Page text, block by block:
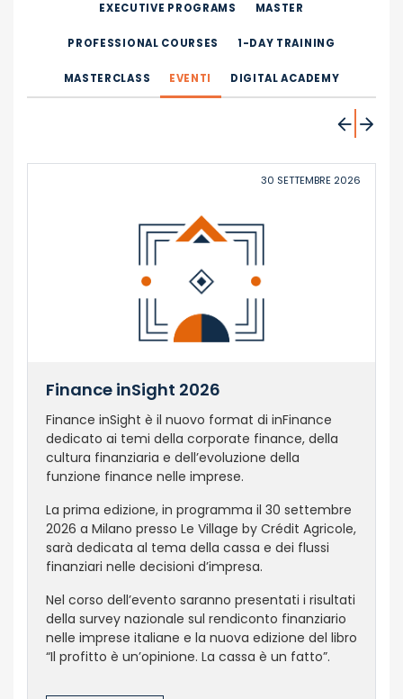
EXECUTIVE PROGRAMS MASTER
PROFESSIONAL COURSES 1-DAY TRAINING
MASTERCLASS EVENTI DIGITAL ACADEMY
30 SETTEMBRE 2026
Finance inSight 2026
Finance inSight è il nuovo format di inFinance
dedicato ai temi della corporate finance, della
cultura finanziaria e dell’evoluzione della
funzione finance nelle imprese.
La prima edizione, in programma il 30 settembre
2026 a Milano presso Le Village by Crédit Agricole,
sarà dedicata al tema della cassa e dei flussi
finanziari nelle decisioni d’impresa.
Nel corso dell’evento saranno presentati i risultati
della survey nazionale sul rendiconto finanziario
nelle imprese italiane e la nuova edizione del libro
“Il profitto è un’opinione. La cassa è un fatto”.